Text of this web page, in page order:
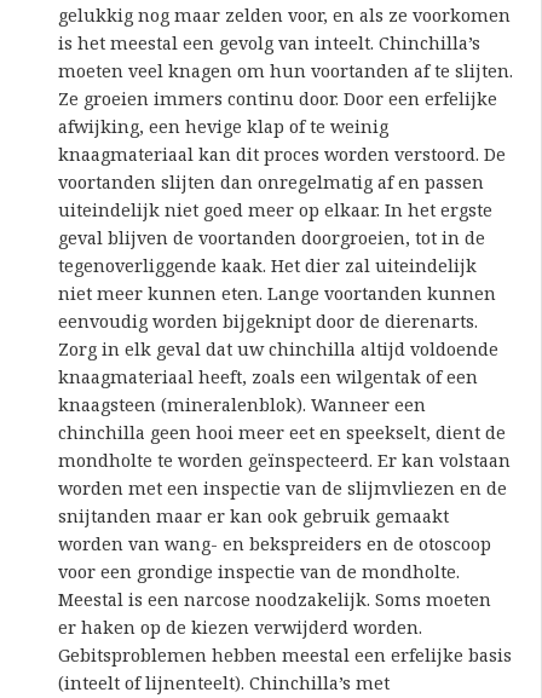
gelukkig nog maar zelden voor, en als ze voorkomen
is het meestal een gevolg van inteelt. Chinchilla’s
moeten veel knagen om hun voortanden af te slijten.
Ze groeien immers continu door. Door een erfelijke
afwijking, een hevige klap of te weinig
knaagmateriaal kan dit proces worden verstoord. De
voortanden slijten dan onregelmatig af en passen
uiteindelijk niet goed meer op elkaar. In het ergste
geval blijven de voortanden doorgroeien, tot in de
tegenoverliggende kaak. Het dier zal uiteindelijk
niet meer kunnen eten. Lange voortanden kunnen
eenvoudig worden bijgeknipt door de dierenarts.
Zorg in elk geval dat uw chinchilla altijd voldoende
knaagmateriaal heeft, zoals een wilgentak of een
knaagsteen (mineralenblok). Wanneer een
chinchilla geen hooi meer eet en speekselt, dient de
mondholte te worden geïnspecteerd. Er kan volstaan
worden met een inspectie van de slijmvliezen en de
snijtanden maar er kan ook gebruik gemaakt
worden van wang- en bekspreiders en de otoscoop
voor een grondige inspectie van de mondholte.
Meestal is een narcose noodzakelijk. Soms moeten
er haken op de kiezen verwijderd worden.
Gebitsproblemen hebben meestal een erfelijke basis
(inteelt of lijnenteelt). Chinchilla’s met